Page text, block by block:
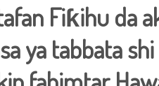
Fiƙihu da
ya tabbata